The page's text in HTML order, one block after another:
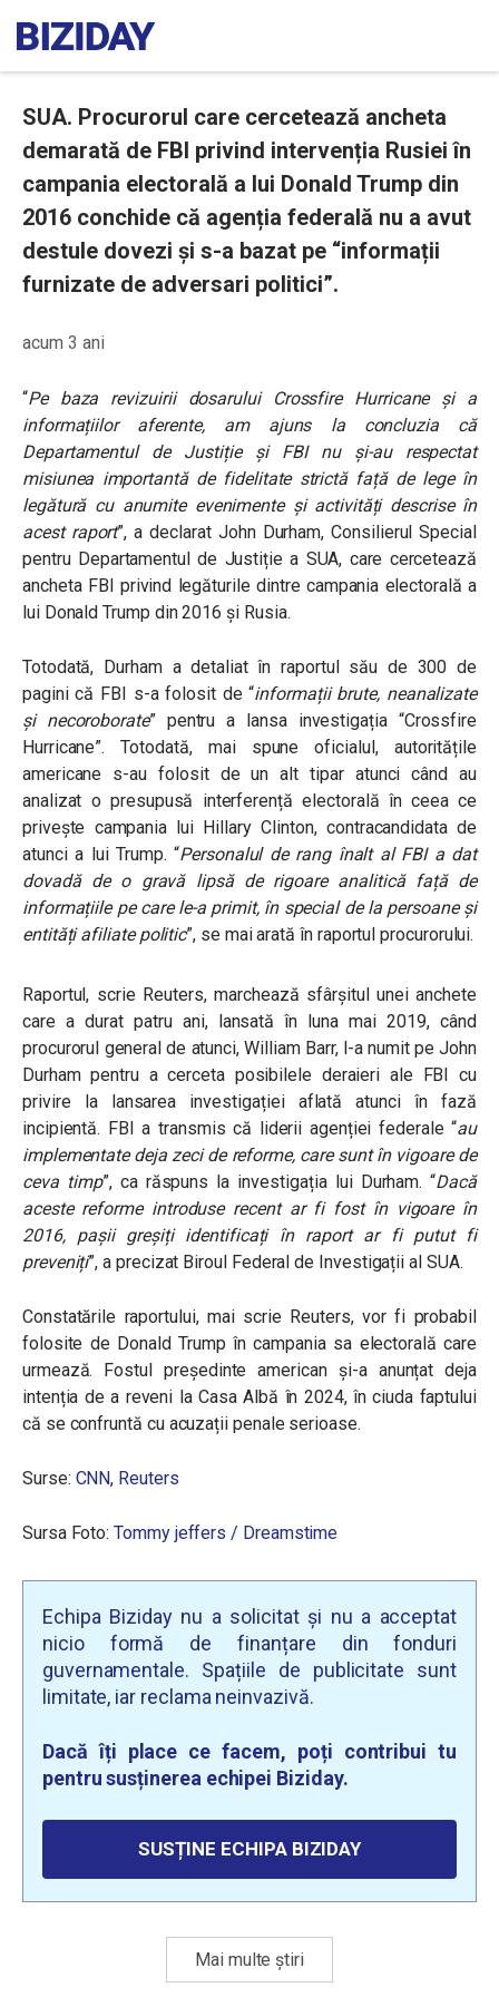
SUA. Procurorul care cercetează ancheta
demarată de FBI privind intervenția Rusiei în
campania electorală a lui Donald Trump din
2016 conchide că agenția federală nu a avut
destule dovezi și s-a bazat pe “informații
furnizate de adversari politici”.
acum 3 ani
“Pe baza revizuirii dosarului Crossfire Hurricane și a
informațiilor aferente, am ajuns la concluzia că
Departamentul de Justiție și FBI nu și-au respectat
misiunea importantă de fidelitate strictă față de lege în
legătură cu anumite evenimente și activități descrise în
acest raport”, a declarat John Durham, Consilierul Special
pentru Departamentul de Justiție a SUA, care cercetează
ancheta FBI privind legăturile dintre campania electorală a
lui Donald Trump din 2016 și Rusia.
Totodată, Durham a detaliat în raportul său de 300 de
pagini că FBI s-a folosit de “informații brute, neanalizate
și necoroborate” pentru a lansa investigația “Crossfire
Hurricane”. Totodată, mai spune oficialul, autoritățile
americane s-au folosit de un alt tipar atunci când au
analizat o presupusă interferență electorală în ceea ce
privește campania lui Hillary Clinton, contracandidata de
atunci a lui Trump. “Personalul de rang înalt al FBI a dat
dovadă de o gravă lipsă de rigoare analitică față de
informațiile pe care le-a primit, în special de la persoane și
entități afiliate politic”, se mai arată în raportul procurorului.
Raportul, scrie Reuters, marchează sfârșitul unei anchete
care a durat patru ani, lansată în luna mai 2019, când
procurorul general de atunci, William Barr, l-a numit pe John
Durham pentru a cerceta posibilele deraieri ale FBI cu
privire la lansarea investigației aflată atunci în fază
incipientă. FBI a transmis că liderii agenției federale “au
implementate deja zeci de reforme, care sunt în vigoare de
ceva timp”, ca răspuns la investigația lui Durham. “Dacă
aceste reforme introduse recent ar fi fost în vigoare în
2016, pașii greșiți identificați în raport ar fi putut fi
preveniți”, a precizat Biroul Federal de Investigații al SUA.
Constatările raportului, mai scrie Reuters, vor fi probabil
folosite de Donald Trump în campania sa electorală care
urmează. Fostul președinte american și-a anunțat deja
intenția de a reveni la Casa Albă în 2024, în ciuda faptului
că se confruntă cu acuzații penale serioase.
Surse: CNN, Reuters
Sursa Foto:Tommy jeffers / Dreamstime
Echipa Biziday nu a solicitat și nu a acceptat
nicio formă de finanțare din fonduri
guvernamentale. Spațiile de publicitate sunt
limitate, iar reclama neinvazivă.
Dacă îți place ce facem, poți contribui tu
pentru susținerea echipei Biziday.
SUSȚINE ECHIPA BIZIDAY
Mai multe știri